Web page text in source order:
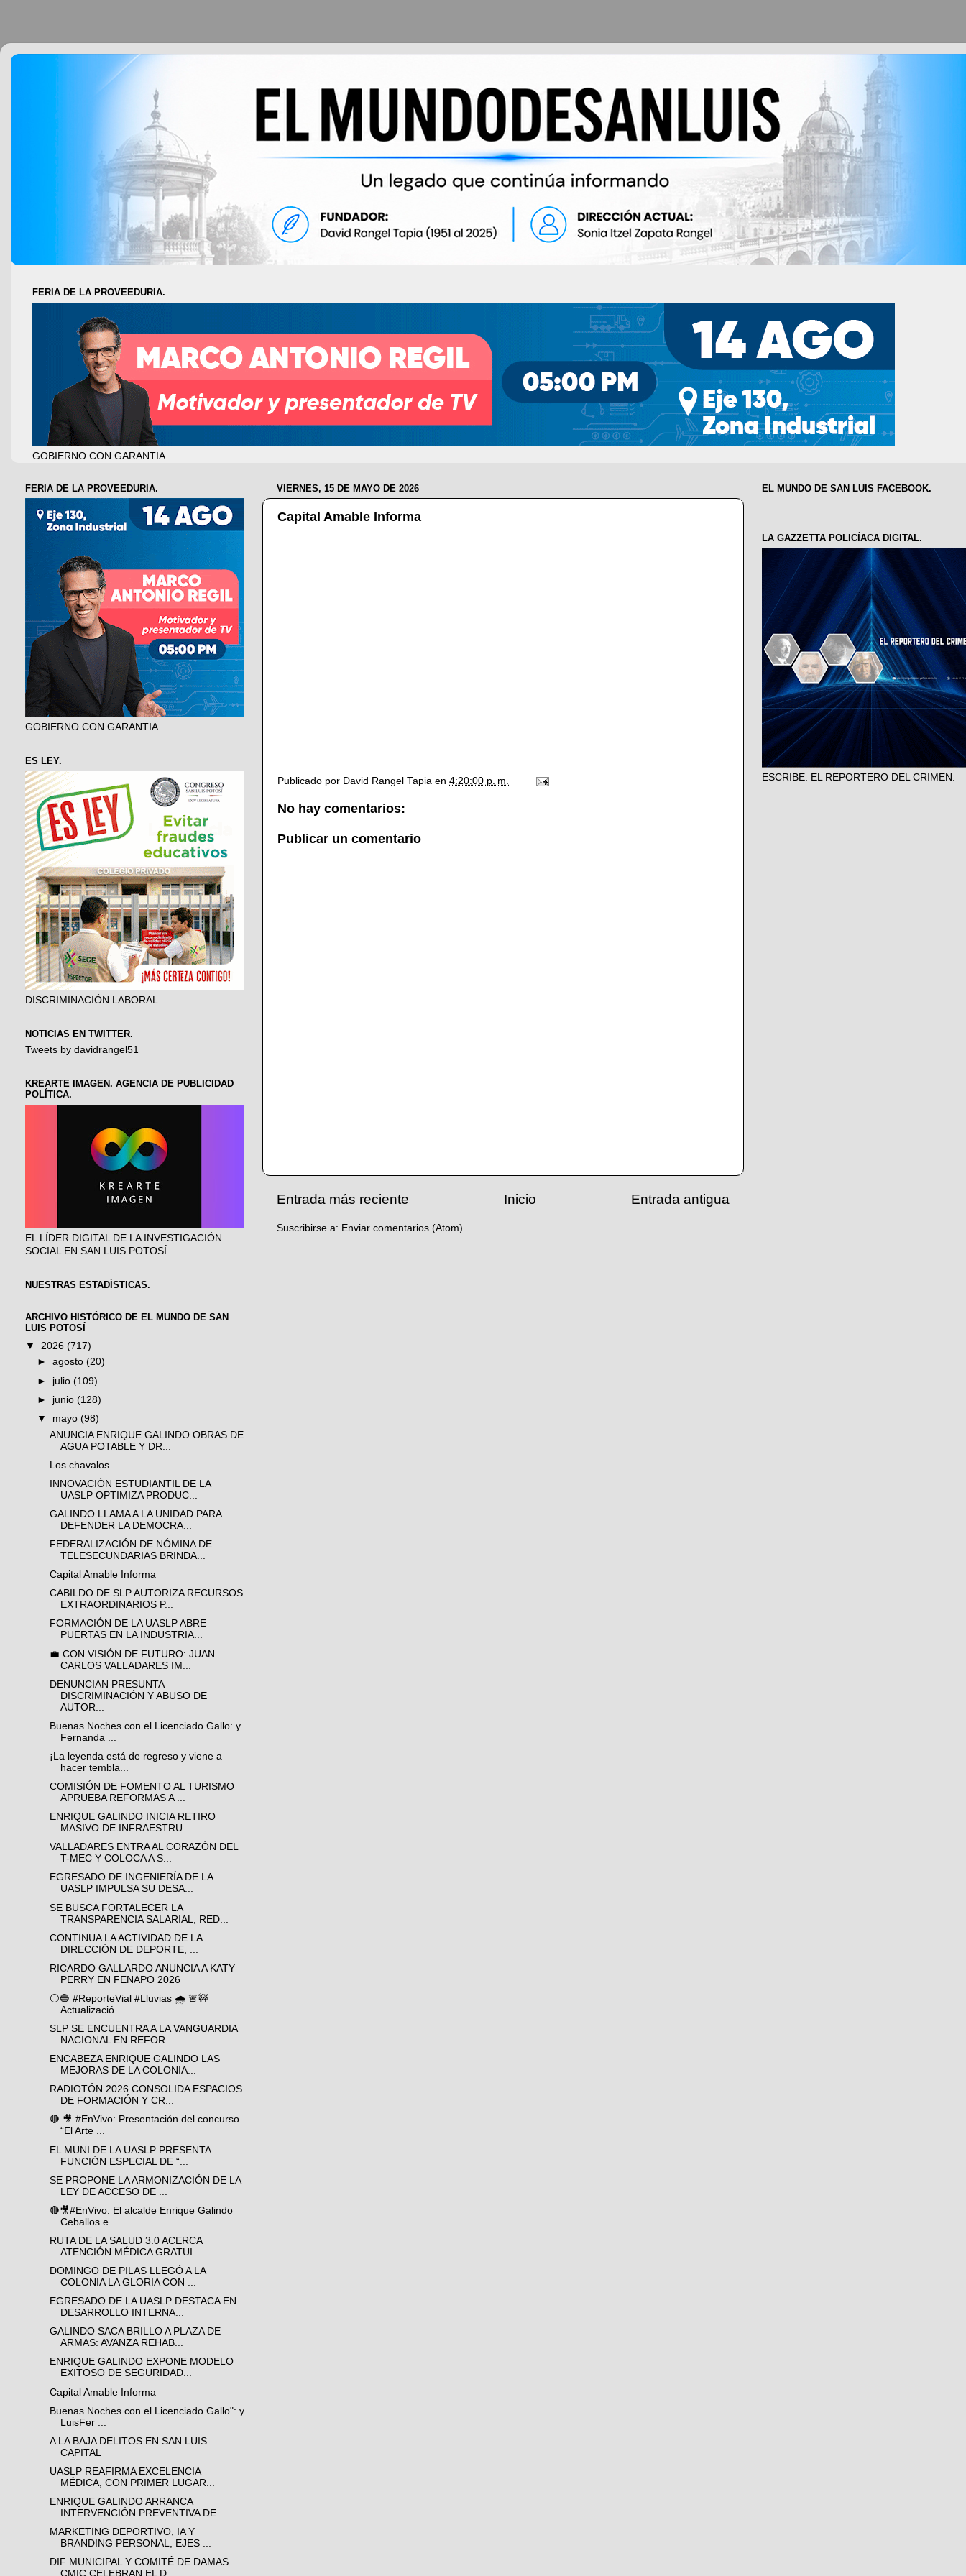
FERIA DE LA PROVEEDURIA.
GOBIERNO CON GARANTIA.
VIERNES, 15 DE MAYO DE 2026
Capital Amable Informa
Publicado por David Rangel Tapia en 4:20:00 p. m.
No hay comentarios:
Publicar un comentario
Entrada más reciente Entrada antigua
Inicio
Suscribirse a: Enviar comentarios (Atom)
FERIA DE LA PROVEEDURIA.
GOBIERNO CON GARANTIA.
ES LEY.
DISCRIMINACIÓN LABORAL.
NOTICIAS EN TWITTER.
Tweets by davidrangel51
KREARTE IMAGEN. AGENCIA DE PUBLICIDAD
POLÍTICA.
EL LÍDER DIGITAL DE LA INVESTIGACIÓN
SOCIAL EN SAN LUIS POTOSÍ
NUESTRAS ESTADÍSTICAS.
ARCHIVO HISTÓRICO DE EL MUNDO DE SAN
LUIS POTOSÍ
▼ 2026 (717)
►agosto(20)
► julio(109)
► junio(128)
▼ mayo(98)
ANUNCIA ENRIQUE GALINDO OBRAS DE
AGUA POTABLE Y DR...
Los chavalos
INNOVACIÓN ESTUDIANTIL DE LA
UASLP OPTIMIZA PRODUC...
GALINDO LLAMA A LA UNIDAD PARA
DEFENDER LA DEMOCRA...
FEDERALIZACIÓN DE NÓMINA DE
TELESECUNDARIAS BRINDA...
Capital Amable Informa
CABILDO DE SLP AUTORIZA RECURSOS
EXTRAORDINARIOS P...
FORMACIÓN DE LA UASLP ABRE
PUERTAS EN LA INDUSTRIA...
💼 CON VISIÓN DE FUTURO: JUAN
CARLOS VALLADARES IM...
DENUNCIAN PRESUNTA
DISCRIMINACIÓN Y ABUSO DE
AUTOR...
Buenas Noches con el Licenciado Gallo: y
Fernanda ...
¡La leyenda está de regreso y viene a
hacer tembla...
COMISIÓN DE FOMENTO AL TURISMO
APRUEBA REFORMAS A ...
ENRIQUE GALINDO INICIA RETIRO
MASIVO DE INFRAESTRU...
VALLADARES ENTRA AL CORAZÓN DEL
T-MEC Y COLOCA A S...
EGRESADO DE INGENIERÍA DE LA
UASLP IMPULSA SU DESA...
SE BUSCA FORTALECER LA
TRANSPARENCIA SALARIAL, RED...
CONTINUA LA ACTIVIDAD DE LA
DIRECCIÓN DE DEPORTE, ...
RICARDO GALLARDO ANUNCIA A KATY
PERRY EN FENAPO 2026
⚪️🔵 #ReporteVial #Lluvias 🌧️ 🚨🚧
Actualizació...
SLP SE ENCUENTRA A LA VANGUARDIA
NACIONAL EN REFOR...
ENCABEZA ENRIQUE GALINDO LAS
MEJORAS DE LA COLONIA...
RADIOTÓN 2026 CONSOLIDA ESPACIOS
DE FORMACIÓN Y CR...
🔴 🎥 #EnVivo: Presentación del concurso
“El Arte ...
EL MUNI DE LA UASLP PRESENTA
FUNCIÓN ESPECIAL DE “...
SE PROPONE LA ARMONIZACIÓN DE LA
LEY DE ACCESO DE ...
🔴🎥#EnVivo: El alcalde Enrique Galindo
Ceballos e...
RUTA DE LA SALUD 3.0 ACERCA
ATENCIÓN MÉDICA GRATUI...
DOMINGO DE PILAS LLEGÓ A LA
COLONIA LA GLORIA CON ...
EGRESADO DE LA UASLP DESTACA EN
DESARROLLO INTERNA...
GALINDO SACA BRILLO A PLAZA DE
ARMAS: AVANZA REHAB...
ENRIQUE GALINDO EXPONE MODELO
EXITOSO DE SEGURIDAD...
Capital Amable Informa
Buenas Noches con el Licenciado Gallo": y
LuisFer ...
A LA BAJA DELITOS EN SAN LUIS
CAPITAL
UASLP REAFIRMA EXCELENCIA
MÉDICA, CON PRIMER LUGAR...
ENRIQUE GALINDO ARRANCA
INTERVENCIÓN PREVENTIVA DE...
MARKETING DEPORTIVO, IA Y
BRANDING PERSONAL, EJES ...
DIF MUNICIPAL Y COMITÉ DE DAMAS
CMIC CELEBRAN EL D...
EL MUNDO DE SAN LUIS FACEBOOK.
LA GAZZETTA POLICÍACA DIGITAL.
ESCRIBE: EL REPORTERO DEL CRIMEN.